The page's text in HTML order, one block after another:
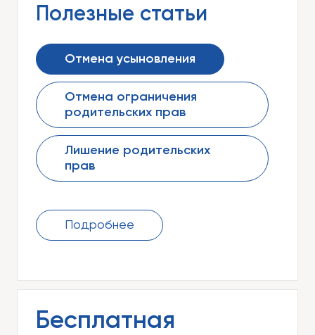
Полезные статьи
Отмена усыновления
Отмена ограничения
родительских прав
Лишение родительских
прав
Подробнее
Бесплатная